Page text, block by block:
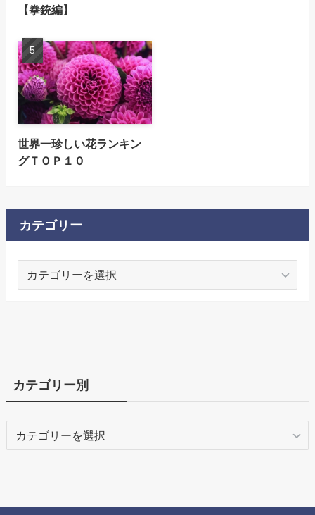
【拳銃編】
世界一珍しい花ランキン
グＴＯＰ１０
カテゴリー
カテゴリー別